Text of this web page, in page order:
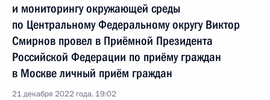
и мониторингу окружающей среды
по Центральному Федеральному округу Виктор
Смирнов провел в Приёмной Президента
Российской Федерации по приёму граждан
в Москве личный приём граждан
21 декабря 2022 года, 19:02